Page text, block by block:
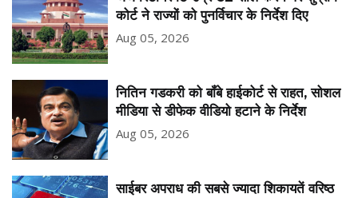
कोर्ट ने राज्यों को पुनर्विचार के निर्देश दिए
Aug 05, 2026
नितिन गडकरी को बॉंबे हाईकोर्ट से राहत, सोशल
मीडिया से डीफेक वीडियो हटाने के निर्देश
Aug 05, 2026
साईबर अपराध की सबसे ज्यादा शिकायतें वरिष्ठ